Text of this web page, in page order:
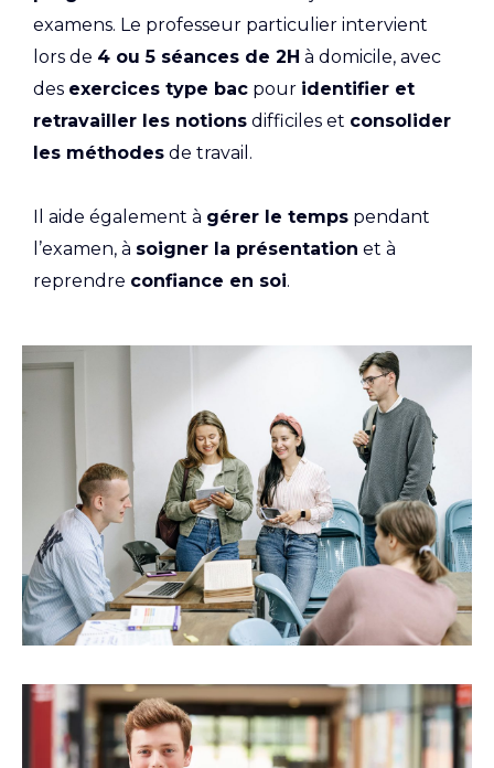
examens. Le professeur particulier intervient
lors de 4 ou 5 séances de 2H à domicile, avec
des exercices type bac pour identifier et
retravailler les notions difficiles et consolider
les méthodes de travail.
Il aide également à gérer le temps pendant
l’examen, à soigner la présentation et à
reprendre confiance en soi.